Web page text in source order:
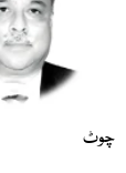
چوٹ